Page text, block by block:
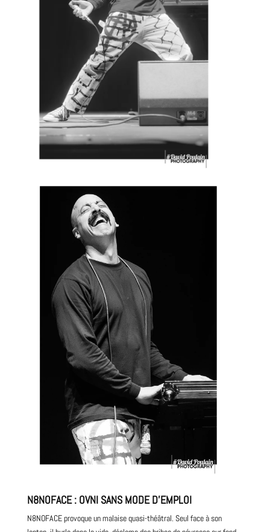
N8NOFACE : OVNI SANS MODE D’EMPLOI
N8NOFACE provoque un malaise quasi-théâtral. Seul face à son